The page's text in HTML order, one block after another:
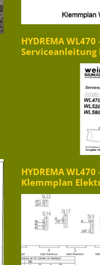
HYDREMA
HYDREMA
Klemmplan